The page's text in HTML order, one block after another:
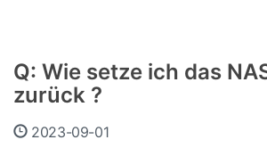
Q: Wie setze ich das
zurück ?
2023-09-01